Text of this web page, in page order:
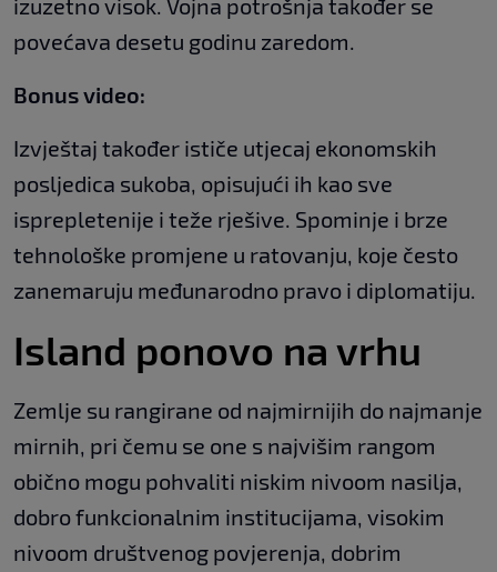
povećava desetu godinu zaredom.
Bonus video:
Izvještaj također ističe utjecaj ekonomskih
posljedica sukoba, opisujući ih kao sve
isprepletenije i teže rješive. Spominje i brze
tehnološke promjene u ratovanju, koje često
zanemaruju međunarodno pravo i diplomatiju.
Island ponovo na vrhu
Zemlje su rangirane od najmirnijih do najmanje
mirnih, pri čemu se one s najvišim rangom
obično mogu pohvaliti niskim nivoom nasilja,
dobro funkcionalnim institucijama, visokim
nivoom društvenog povjerenja, dobrim